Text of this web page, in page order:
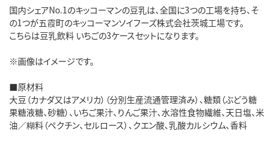
国内シェアNo.1のキッコーマンの豆乳は、全国に3つの工場を持ち、そ
の1つが五霞町のキッコーマンソイフーズ株式会社茨城工場です。
こちらは豆乳飲料 いちごの3ケースセットになります。
※画像はイメージです。
■原材料
大豆（カナダ又はアメリカ）（分別生産流通管理済み）、糖類（ぶどう糖
果糖液糖、砂糖）、いちご果汁、りんご果汁、水溶性食物繊維、天日塩、米
油／糊料（ペクチン、セルロース）、クエン酸、乳酸カルシウム、香料